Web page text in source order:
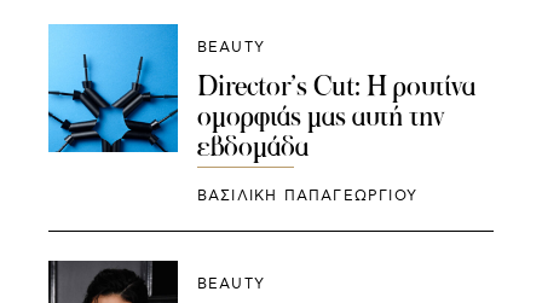
BEAUTY
Director’s Cut: Η ρουτίνα
ομορφιάς μας αυτή την
εβδομάδα
ΒΑΣΙΛΙΚΗ ΠΑΠΑΓΕΩΡΓΙΟΥ
BEAUTY